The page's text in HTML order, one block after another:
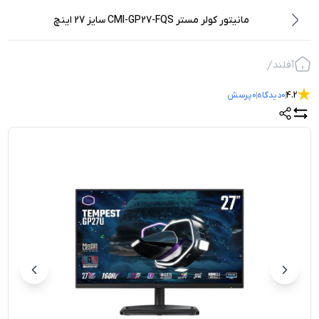
مانیتور کولر مستر CMI-GP27-FQS سایز 27 اینچ
آفلند
4.2
0دیدگاه0پرسش